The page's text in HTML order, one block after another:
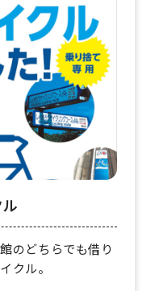
のどちらでも借り
クル。